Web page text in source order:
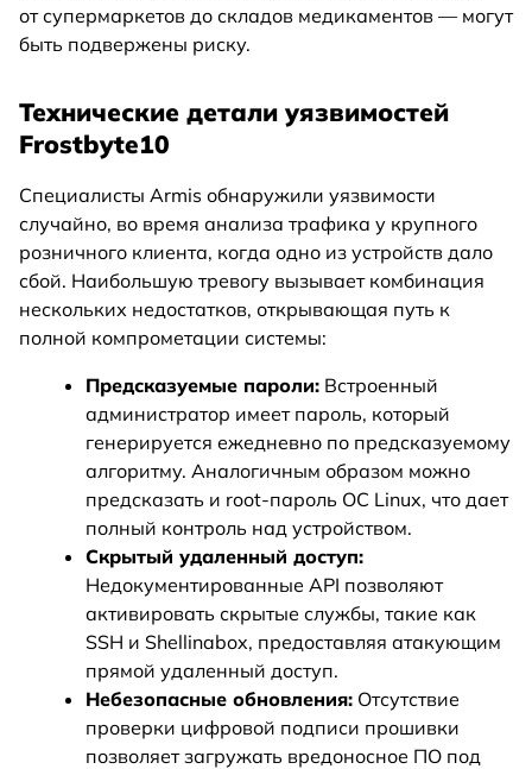
от супермаркетов до складов медикаментов — могут
быть подвержены риску.
Технические детали уязвимостей
Frostbyte10
Специалисты Armis обнаружили уязвимости
случайно, во время анализа трафика у крупного
розничного клиента, когда одно из устройств дало
сбой. Наибольшую тревогу вызывает комбинация
нескольких недостатков, открывающая путь к
полной компрометации системы:
Предсказуемые пароли: Встроенный
администратор имеет пароль, который
генерируется ежедневно по предсказуемому
алгоритму. Аналогичным образом можно
предсказать и root-пароль ОС Linux, что дает
полный контроль над устройством.
Скрытый удаленный доступ:
Недокументированные API позволяют
активировать скрытые службы, такие как
SSH и Shellinabox, предоставляя атакующим
прямой удаленный доступ.
Небезопасные обновления: Отсутствие
проверки цифровой подписи прошивки
позволяет загружать вредоносное ПО под